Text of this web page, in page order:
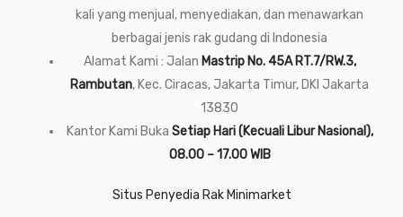
kali yang menjual, menyediakan, dan menawarkan
berbagai jenis rak gudang di Indonesia
Alamat Kami : Jalan Mastrip No. 45A RT.7/RW.3,
Rambutan, Kec. Ciracas, Jakarta Timur, DKI Jakarta
13830
Kantor Kami Buka Setiap Hari (Kecuali Libur Nasional),
08.00 – 17.00 WIB
Situs Penyedia Rak Minimarket